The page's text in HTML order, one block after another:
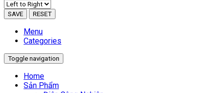
SAVE RESET
Menu
Categories
Toggle navigation
Home
Sản Phẩm